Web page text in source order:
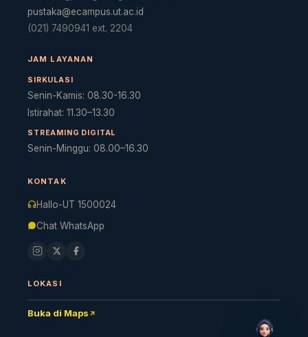
pustaka@ecampus.ut.ac.id
(021) 7490941 ext. 2204
JAM LAYANAN
SIRKULASI
Senin-Kamis: 08.30-16.30
Istirahat: 11.30–13.30
STREAMING DIGITAL
Senin-Minggu: 08.00–16.30
KONTAK
Hallo-UT 1500024
Chat WhatsApp
LOKASI
Buka di Maps
Cara akses e-resources